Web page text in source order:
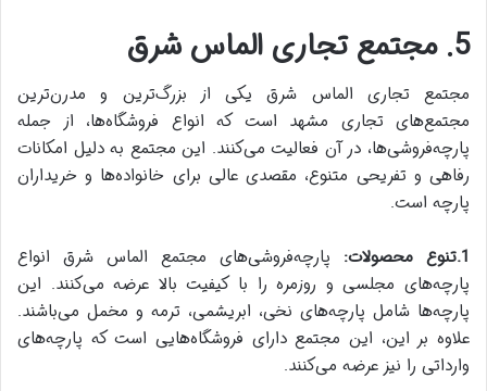
5. مجتمع تجاری الماس شرق
مجتمع تجاری الماس شرق یکی از بزرگ‌ترین و مدرن‌ترین
مجتمع‌های تجاری مشهد است که انواع فروشگاه‌ها، از جمله
پارچه‌فروشی‌ها، در آن فعالیت می‌کنند. این مجتمع به دلیل امکانات
رفاهی و تفریحی متنوع، مقصدی عالی برای خانواده‌ها و خریداران
پارچه است.
1.تنوع محصولات:
پارچه‌فروشی‌های مجتمع الماس شرق انواع
پارچه‌های مجلسی و روزمره را با کیفیت بالا عرضه می‌کنند. این
پارچه‌ها شامل پارچه‌های نخی، ابریشمی، ترمه و مخمل می‌باشند.
علاوه بر این، این مجتمع دارای فروشگاه‌هایی است که پارچه‌های
وارداتی را نیز عرضه می‌کنند.